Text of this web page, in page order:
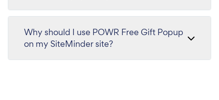
Why should I use POWR Free Gift Popup
on my SiteMinder site?